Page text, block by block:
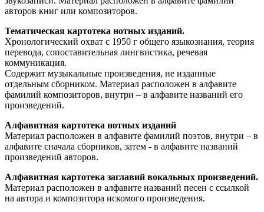
авторов книг или композиторов.
Тематическая картотека нотных изданий.
Хронологический охват с 1950 г общего языкознания, теория
перевода, сопоставительная лингвистика, речевая
коммуникация.
Содержит музыкальные произведения, не изданные
отдельным сборником. Материал расположен в алфавите
фамилий композиторов, внутри – в алфавите названий его
произведений.
Алфавитная картотека нотных изданий
Материал расположен в алфавите фамилий поэтов, внутри – в
алфавите сначала сборников, затем - в алфавите названий
произведений авторов.
Алфавитная картотека заглавий вокальных произведений.
Материал расположен в алфавите названий песен с ссылкой
на автора и композитора искомого произведения.